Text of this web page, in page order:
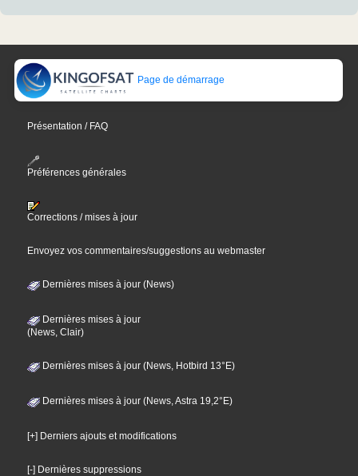
Page de démarrage
Présentation / FAQ
Préférences générales
Corrections / mises à jour
Envoyez vos commentaires/suggestions au webmaster
Dernières mises à jour (News)
Dernières mises à jour
(News, Clair)
Dernières mises à jour (News, Hotbird 13°E)
Dernières mises à jour (News, Astra 19,2°E)
[+] Derniers ajouts et modifications
[-] Dernières suppressions